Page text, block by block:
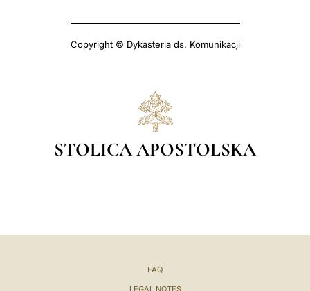
Copyright © Dykasteria ds. Komunikacji
STOLICA APOSTOLSKA
FAQ
LEGAL NOTES